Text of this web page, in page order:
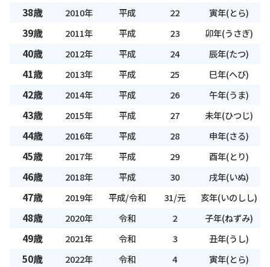
38歳 2010年 平成 22 寅年(とら)
39歳 2011年 平成 23 卯年(うさぎ)
40歳 2012年 平成 24 辰年(たつ)
41歳 2013年 平成 25 巳年(へび)
42歳 2014年 平成 26 午年(うま)
43歳 2015年 平成 27 未年(ひつじ)
44歳 2016年 平成 28 申年(さる)
45歳 2017年 平成 29 酉年(とり)
46歳 2018年 平成 30 戌年(いぬ)
47歳 2019年 平成/令和 31/元 亥年(いのしし)
48歳 2020年 令和 2 子年(ねずみ)
49歳 2021年 令和 3 丑年(うし)
50歳 2022年 令和 4 寅年(とら)